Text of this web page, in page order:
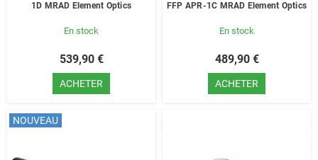
1D MRAD Element Optics
En stock
539,90 €
ACHETER
FFP APR-1C MRAD Element Optics
En stock
489,90 €
ACHETER
NOUVEAU